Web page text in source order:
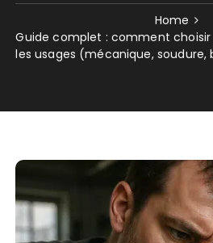
Home
Guide complet : comment
les usages (mécanique, soudure,